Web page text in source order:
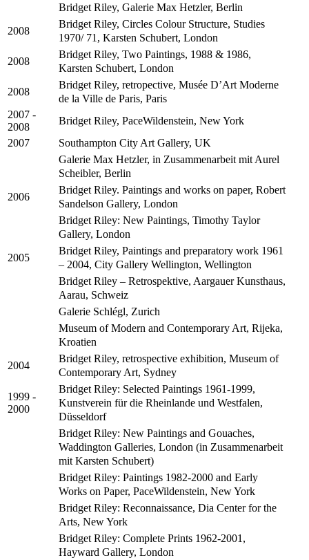
Bridget Riley, Galerie Max Hetzler, Berlin
2008
Bridget Riley, Circles Colour Structure, Studies
1970/ 71, Karsten Schubert, London
2008
Bridget Riley, Two Paintings, 1988 & 1986,
Karsten Schubert, London
2008
Bridget Riley, retropective, Musée D’Art Moderne
de la Ville de Paris, Paris
2007 -
2008
Bridget Riley, PaceWildenstein, New York
2007
Southampton City Art Gallery, UK
Galerie Max Hetzler, in Zusammenarbeit mit Aurel
Scheibler, Berlin
2006
Bridget Riley. Paintings and works on paper, Robert
Sandelson Gallery, London
Bridget Riley: New Paintings, Timothy Taylor
Gallery, London
2005
Bridget Riley, Paintings and preparatory work 1961
– 2004, City Gallery Wellington, Wellington
Bridget Riley – Retrospektive, Aargauer Kunsthaus,
Aarau, Schweiz
Galerie Schlégl, Zurich
Museum of Modern and Contemporary Art, Rijeka,
Kroatien
2004
Bridget Riley, retrospective exhibition, Museum of
Contemporary Art, Sydney
1999 -
2000
Bridget Riley: Selected Paintings 1961-1999,
Kunstverein für die Rheinlande und Westfalen,
Düsseldorf
Bridget Riley: New Paintings and Gouaches,
Waddington Galleries, London (in Zusammenarbeit
mit Karsten Schubert)
Bridget Riley: Paintings 1982-2000 and Early
Works on Paper, PaceWildenstein, New York
Bridget Riley: Reconnaissance, Dia Center for the
Arts, New York
Bridget Riley: Complete Prints 1962-2001,
Hayward Gallery, London